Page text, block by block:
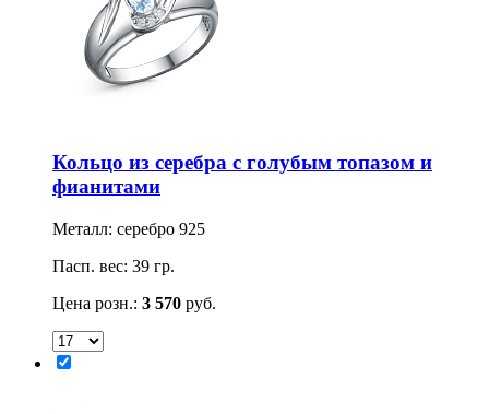
Кольцо из серебра с голубым топазом и
фианитами
Металл: серебро 925
Пасп. вес: 39 гр.
Цена розн.: 3 570 руб.